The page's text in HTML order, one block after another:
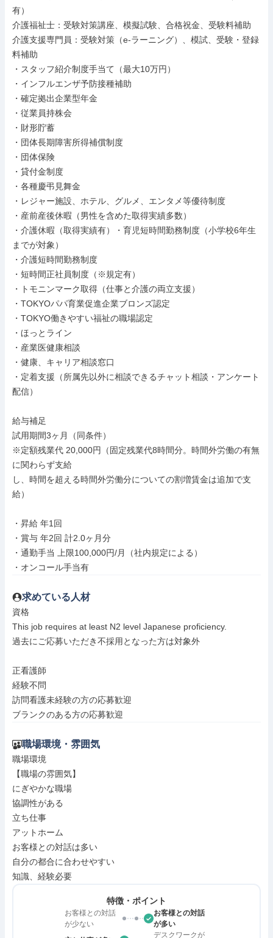
有）
介護福祉士：受験対策講座、模擬試験、合格祝金、受験料補助
介護支援専門員：受験対策（e-ラーニング）、模試、受験・登録
料補助
・スタッフ紹介制度手当て（最大10万円）
・インフルエンザ予防接種補助
・確定拠出企業型年金
・従業員持株会
・財形貯蓄
・団体長期障害所得補償制度
・団体保険
・貸付金制度
・各種慶弔見舞金
・レジャー施設、ホテル、グルメ、エンタメ等優待制度
・産前産後休暇（男性を含めた取得実績多数）
・介護休暇（取得実績有）・育児短時間勤務制度（小学校6年生
までが対象）
・介護短時間勤務制度
・短時間正社員制度（※規定有）
・トモニンマーク取得（仕事と介護の両立支援）
・TOKYOパパ育業促進企業ブロンズ認定
・TOKYO働きやすい福祉の職場認定
・ほっとライン
・産業医健康相談
・健康、キャリア相談窓口
・定着支援（所属先以外に相談できるチャット相談・アンケート
配信）
給与補足
試用期間3ヶ月（同条件）
※定額残業代 20,000円（固定残業代8時間分。時間外労働の有無
に関わらず支給
し、時間を超える時間外労働分についての割増賃金は追加で支
給）
・昇給 年1回
・賞与 年2回 計2.0ヶ月分
・通勤手当 上限100,000円/月（社内規定による）
・オンコール手当有
求めている人材
資格
This job requires at least N2 level Japanese proficiency.
過去にご応募いただき不採用となった方は対象外
正看護師
経験不問
訪問看護未経験の方の応募歓迎
ブランクのある方の応募歓迎
職場環境・雰囲気
職場環境
【職場の雰囲気】
にぎやかな職場
協調性がある
立ち仕事
アットホーム
お客様との対話は多い
自分の都合に合わせやすい
知識、経験必要
特徴・ポイント
お客様との対話
が少ない
お客様との対話
が多い
デスクワークが